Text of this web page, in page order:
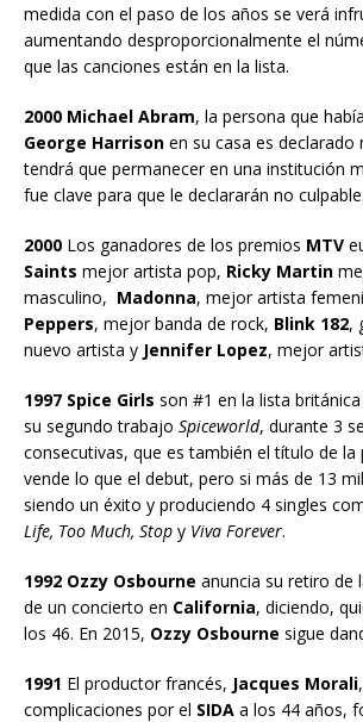
medida con el paso de los años se verá
aumentando desproporcionalmente el
que las canciones están en la lista.
2000 Michael Abram, la persona que
George Harrison en su casa es declarado
tendrá que permanecer en una institución
fue clave para que le declararán no culpable.
2000 Los ganadores de los premios MTV
Saints mejor artista pop, Ricky Martin
masculino, Madonna, mejor artista
Peppers, mejor banda de rock, Blink 182,
nuevo artista y Jennifer Lopez, mejor
1997 Spice Girls son #1 en la lista
su segundo trabajo Spiceworld, durante 3
consecutivas, que es también el título de la
vende lo que el debut, pero si más de 13
siendo un éxito y produciendo 4 singles
Life, Too Much, Stop y Viva Forever.
1992 Ozzy Osbourne anuncia su retiro de
de un concierto en California, diciendo,
los 46. En 2015, Ozzy Osbourne sigue
1991 El productor francés, Jacques Morali
complicaciones por el SIDA a los 44 años,